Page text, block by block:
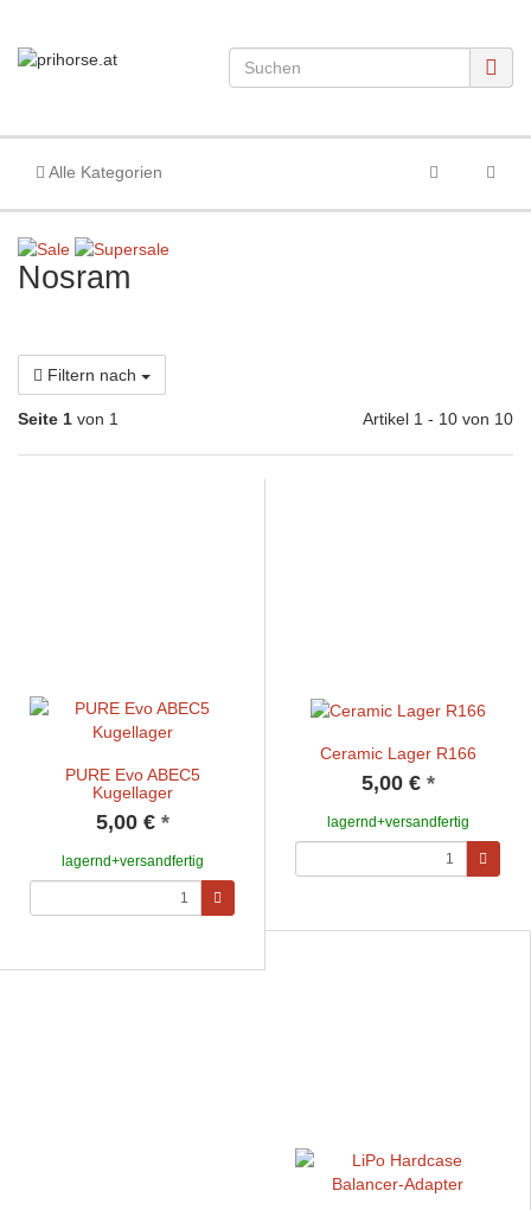
Alle Kategorien
Nosram
Filtern nach
Seite 1 von 1 Artikel 1 - 10 von 10
PURE Evo ABEC5
Kugellager
5,00 € *
lagernd+versandfertig
Ceramic Lager R166
5,00 € *
lagernd+versandfertig